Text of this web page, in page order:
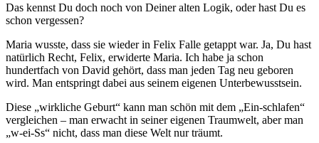
Das kennst Du doch noch von Deiner alten Logik, oder hast Du es
schon vergessen?
Maria wusste, dass sie wieder in Felix Falle getappt war. Ja, Du hast
natürlich Recht, Felix, erwiderte Maria. Ich habe ja schon
hundertfach von David gehört, dass man jeden Tag neu geboren
wird. Man entspringt dabei aus seinem eigenen Unterbewusstsein.
Diese „wirkliche Geburt“ kann man schön mit dem „Ein-schlafen“
vergleichen – man erwacht in seiner eigenen Traumwelt, aber man
„w-ei-Ss“ nicht, dass man diese Welt nur träumt.